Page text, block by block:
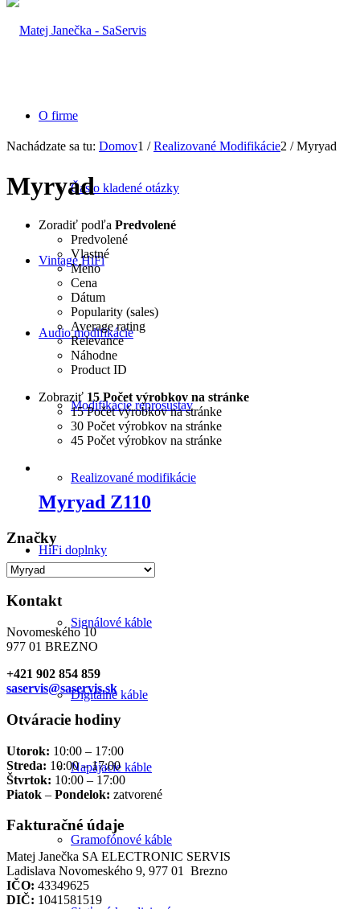
O firme
Často kladené otázky
Vintage HiFi
Audio modifikácie
Modifikácie reprosústav
Realizované modifikácie
HiFi doplnky
Signálové káble
Digitálne káble
Napájacie káble
Gramofónové káble
Nachádzate sa tu: Domov1 / Realizované Modifikácie2 / Myryad
Myryad
Zoradiť podľa Predvolené
Predvolené
Vlastné
Meno
Cena
Dátum
Popularity (sales)
Average rating
Relevance
Náhodne
Product ID
Zobraziť 15 Počet výrobkov na stránke
15 Počet výrobkov na stránke
30 Počet výrobkov na stránke
45 Počet výrobkov na stránke
Myryad Z110
Značky
Kontakt
Novomeského 10
977 01 BREZNO
+421 902 854 859
saservis@saservis.sk
Otváracie hodiny
Utorok: 10:00 – 17:00
Streda: 10:00 – 17:00
Štvrtok: 10:00 – 17:00
Piatok – Pondelok: zatvorené
Fakturačné údaje
Matej Janečka SA ELECTRONIC SERVIS
Ladislava Novomeského 9, 977 01 Brezno
IČO: 43349625
DIČ: 1041581519